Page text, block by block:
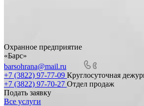
Охранное предприятие
«Барс»
barsohrana@mail.ru
+7 (3822) 97-77-09 Круглосуточная
+7 (3822) 97-70-27 Отдел продаж
Подать заявку
Все услуги